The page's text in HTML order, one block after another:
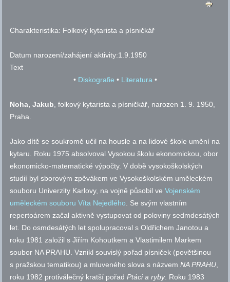
Charakteristika: Folkový kytarista a písničkář
Datum narození/zahájení aktivity:1.9.1950
Text
• Diskografie • Literatura•
Noha, Jakub, folkový kytarista a písničkář, narozen 1. 9. 1950,
Praha.
Jako dítě se soukromě učil na housle a na lidové škole umění na
kytaru. Roku 1975 absolvoval Vysokou školu ekonomickou, obor
ekonomicko-matematické výpočty. V době vysokoškolských
studií byl sborovým zpěvákem ve Vysokoškolském uměleckém
souboru Univerzity Karlovy, na vojně působil veVojenském
uměleckém souboru Víta Nejedlého. Se svým vlastním
repertoárem začal aktivně vystupovat od poloviny sedmdesátých
let. Do osmdesátých let spolupracoval s Oldřichem Janotou a
roku 1981 založil s Jiřím Kohoutkem a Vlastimilem Markem
soubor NA PRAHU. Vznikl souvislý pořad písniček (povětšinou
s pražskou tematikou) a mluveného slova s názvemNA PRAHU,
roku 1982 protiválečný kratší pořadPtáci a ryby. Roku 1983